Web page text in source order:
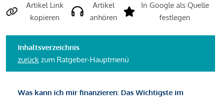
Artikel Link
kopieren
Artikel
anhören
In Google als Quelle
festlegen
Inhaltsverzeichnis
zurück zum Ratgeber-Hauptmenü
Was kann ich mir finanzieren: Das Wichtigste im